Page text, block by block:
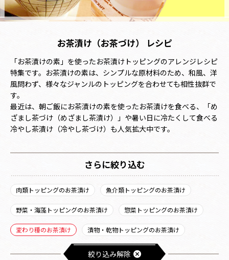
お茶漬け（お茶づけ） レシピ
「お茶漬けの素」を使ったお茶漬けトッピングのアレンジレシピ
特集です。お茶漬けの素は、シンプルな原材料のため、和風、洋
風問わず、様々なジャンルのトッピングを合わせても相性抜群で
す。
最近は、朝ご飯にお茶漬けの素を使ったお茶漬けを食べる、「め
ざまし茶づけ（めざまし茶漬け）」や暑い日に冷たくして食べる
冷やし茶漬け（冷やし茶づけ）も人気拡大中です。
さらに絞り込む
肉類トッピングのお茶漬け 魚介類トッピングのお茶漬け
野菜・海藻トッピングのお茶漬け 惣菜トッピングのお茶漬け
変わり種のお茶漬け 漬物・乾物トッピングのお茶漬け
絞り込み解除